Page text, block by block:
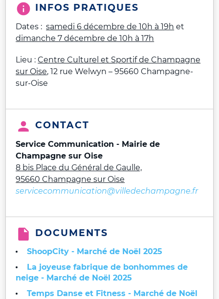
INFOS PRATIQUES
Dates :samedi 6 décembre de 10h à 19h et
dimanche 7 décembre de 10h à 17h
Lieu :Centre Culturel et Sportif de Champagne
sur Oise, 12 rue Welwyn – 95660 Champagne-
sur-Oise
CONTACT
Service Communication - Mairie de
Champagne sur Oise
8 bis Place du Général de Gaulle,
95660 Champagne sur Oise
servicecommunication@villedechampagne.fr
DOCUMENTS
ShoopCity - Marché de Noël 2025
La joyeuse fabrique de bonhommes de
neige - Marché de Noël 2025
Temps Danse et Fitness - Marché de Noël